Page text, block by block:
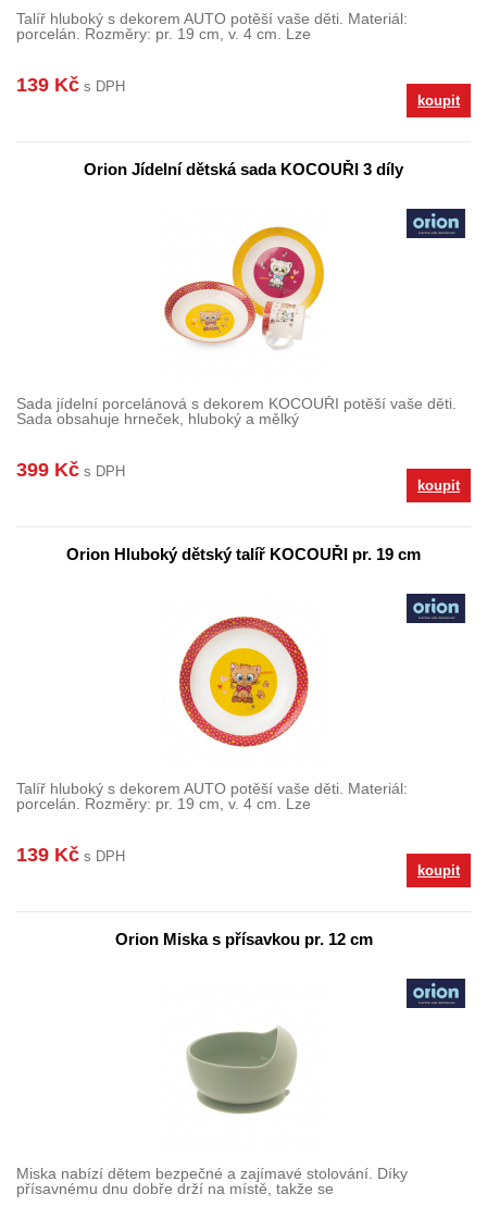
Talíř hluboký s dekorem AUTO potěší vaše děti. Materiál:
porcelán. Rozměry: pr. 19 cm, v. 4 cm. Lze
139 Kč s DPH
koupit
Orion Jídelní dětská sada KOCOUŘI 3 díly
Sada jídelní porcelánová s dekorem KOCOUŘI potěší vaše děti.
Sada obsahuje hrneček, hluboký a mělký
399 Kč s DPH
koupit
Orion Hluboký dětský talíř KOCOUŘI pr. 19 cm
Talíř hluboký s dekorem AUTO potěší vaše děti. Materiál:
porcelán. Rozměry: pr. 19 cm, v. 4 cm. Lze
139 Kč s DPH
koupit
Orion Miska s přísavkou pr. 12 cm
Miska nabízí dětem bezpečné a zajímavé stolování. Díky
přísavnému dnu dobře drží na místě, takže se